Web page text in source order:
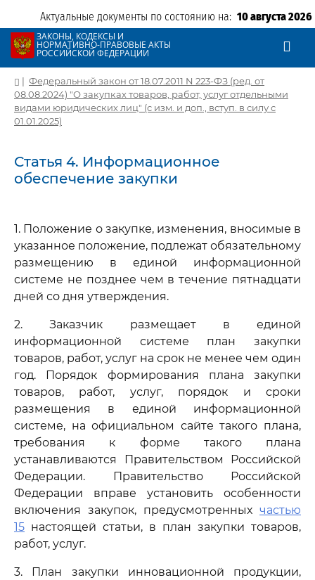
Актуальные документы по состоянию на: 10 августа 2026
ЗАКОНЫ, КОДЕКСЫ И
НОРМАТИВНО-ПРАВОВЫЕ АКТЫ
РОССИЙСКОЙ ФЕДЕРАЦИИ
| Федеральный закон от 18.07.2011 N 223-ФЗ (ред. от
08.08.2024) "О закупках товаров, работ, услуг отдельными
видами юридических лиц" (с изм. и доп., вступ. в силу с
01.01.2025)
Статья 4. Информационное
обеспечение закупки
1. Положение о закупке, изменения, вносимые в
указанное положение, подлежат обязательному
размещению в единой информационной
системе не позднее чем в течение пятнадцати
дней со дня утверждения.
2. Заказчик размещает в единой
информационной системе план закупки
товаров, работ, услуг на срок не менее чем один
год. Порядок формирования плана закупки
товаров, работ, услуг, порядок и сроки
размещения в единой информационной
системе, на официальном сайте такого плана,
требования к форме такого плана
устанавливаются Правительством Российской
Федерации. Правительство Российской
Федерации вправе установить особенности
включения закупок, предусмотренных частью
15 настоящей статьи, в план закупки товаров,
работ, услуг.
3. План закупки инновационной продукции,